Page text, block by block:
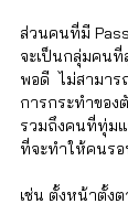
ส่วนคนที่มี
จะเป็นกลุ่มคนที่
พอดี  ไม่สามา
การกระทำของ
รวมถึงคนที่ทุ่มแ
ที่จะทำให้คนรอ
เช่น ตั้งหน้าตั้ง